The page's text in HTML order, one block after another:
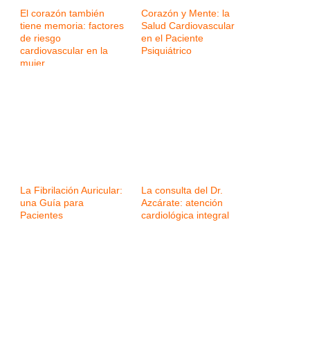
El corazón también
tiene memoria: factores
de riesgo
cardiovascular en la
mujer
Corazón y Mente: la
Salud Cardiovascular
en el Paciente
Psiquiátrico
La Fibrilación Auricular:
una Guía para
Pacientes
La consulta del Dr.
Azcárate: atención
cardiológica integral